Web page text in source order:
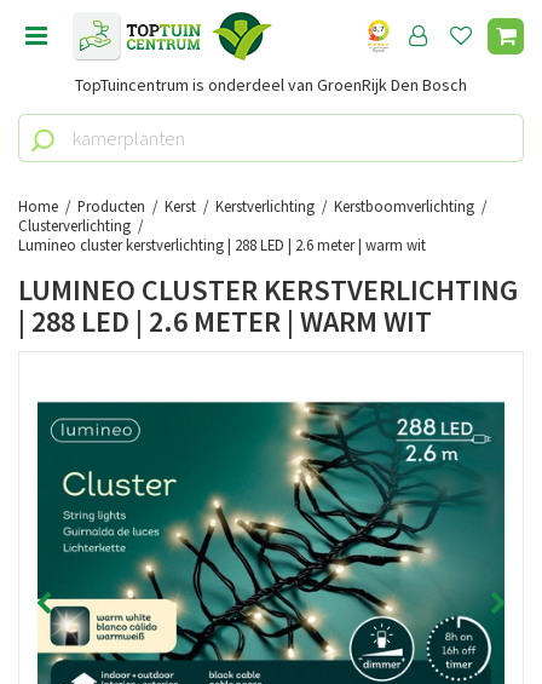
Home Producten Kerst Kerstverlichting
Kerstboomverlichting
Clusterverlichting
Lumineo cluster kerstverlichting | 288 LED | 2.6 meter | warm wit
TopTuincentrum is onderdeel van GroenRijk Den Bosch
LUMINEO CLUSTER KERSTVERLICHTING
| 288 LED | 2.6 METER | WARM WIT